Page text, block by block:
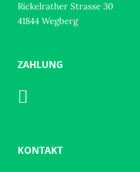
Rickelrather Strasse 30
41844 Wegberg
ZAHLUNG
KONTAKT